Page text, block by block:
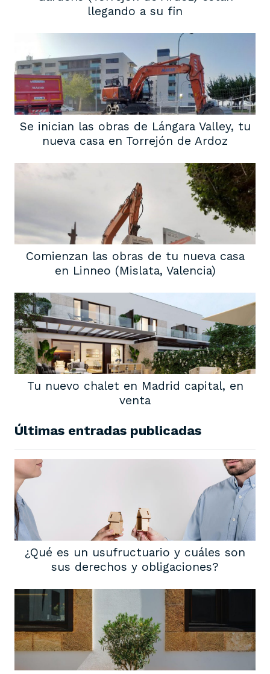
llegando a su fin
Se inician las obras de Lángara Valley, tu
nueva casa en Torrejón de Ardoz
Comienzan las obras de tu nueva casa
en Linneo (Mislata, Valencia)
Tu nuevo chalet en Madrid capital, en
venta
Últimas entradas publicadas
¿Qué es un usufructuario y cuáles son
sus derechos y obligaciones?